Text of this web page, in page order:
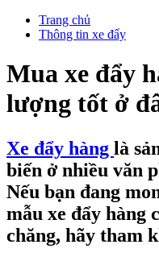
Trang chủ
Thông tin xe đẩy
Mua xe đẩy
lượng tốt ở
Xe đẩy hàng là
biến ở nhiều văn
Nếu bạn đang
mẫu xe đẩy hàng
chăng, hãy tham